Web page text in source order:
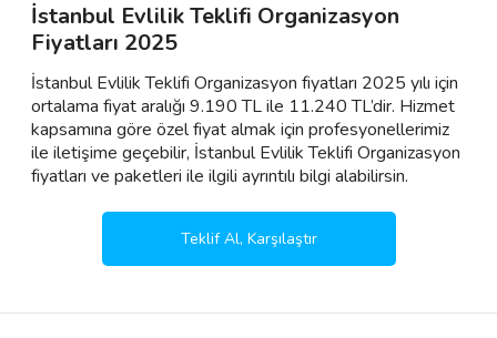
İstanbul Evlilik Teklifi Organizasyon
Fiyatları 2025
İstanbul Evlilik Teklifi Organizasyon fiyatları 2025 yılı için
ortalama fiyat aralığı 9.190 TL ile 11.240 TL’dir. Hizmet
kapsamına göre özel fiyat almak için profesyonellerimiz
ile iletişime geçebilir, İstanbul Evlilik Teklifi Organizasyon
fiyatları ve paketleri ile ilgili ayrıntılı bilgi alabilirsin.
Teklif Al, Karşılaştır